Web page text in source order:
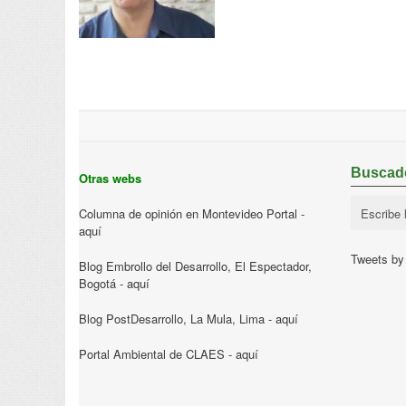
Otras webs
Columna de opinión en Montevideo Portal -
aquí
Blog Embrollo del Desarrollo, El Espectador,
Bogotá - aquí
Blog PostDesarrollo, La Mula, Lima - aquí
Portal Ambiental de CLAES - aquí
Tweets